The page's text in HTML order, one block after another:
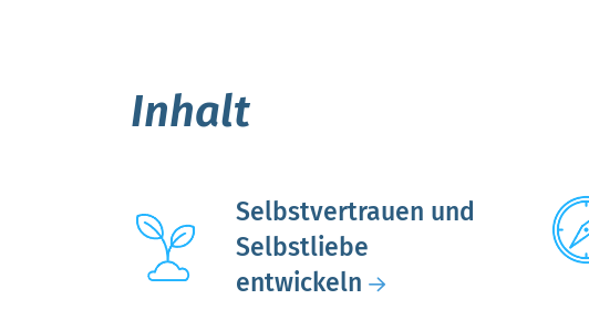
Inhalt
Selbstvertrauen und
Selbstliebe
entwickeln